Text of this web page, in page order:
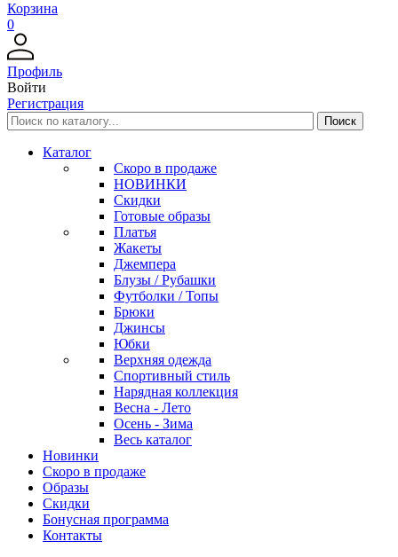
Корзина
0
Профиль
Войти
Регистрация
Каталог
Скоро в продаже
НОВИНКИ
Скидки
Готовые образы
Платья
Жакеты
Джемпера
Блузы / Рубашки
Футболки / Топы
Брюки
Джинсы
Юбки
Верхняя одежда
Спортивный стиль
Нарядная коллекция
Весна - Лето
Осень - Зима
Весь каталог
Новинки
Скоро в продаже
Образы
Скидки
Бонусная программа
Контакты